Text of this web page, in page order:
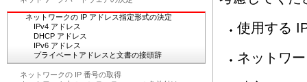
ネットワークの IP アドレス指定形式の決定
IPv4 アドレス
DHCP アドレス
IPv6 アドレス
プライベートアドレスと文書の接頭辞
ネットワークの IP 番号の取得
使用する
ネットワ